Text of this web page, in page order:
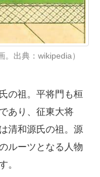
出典：wikipedia）
の祖。平将門も桓
あり、征東大将
清和源氏の祖。源
ルーツとなる人物
。